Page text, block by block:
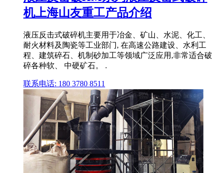
机上海山友重工产品介绍
液压反击式破碎机主要用于冶金、矿山、水泥、化工、
耐火材料及陶瓷等工业部门, 在高速公路建设、水利工
程、建筑碎石、机制砂加工等领域广泛应用,非常适合破
碎各种软、 中硬矿石。 .
联系电话: 180 3780 8511